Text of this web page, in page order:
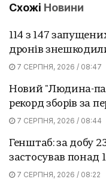
Схожі Новини
114 з 147
дронів
7 СЕРПНЯ, 2026 / 08:47
Новий "Людина-
рекорд зборів за
7 СЕРПНЯ, 2026 / 08:44
Генштаб: за добу
застосував понад
7 СЕРПНЯ, 2026 / 08:22